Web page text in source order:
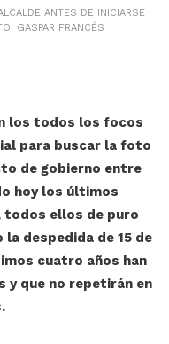
ANTES DE INICIARSE
GASPAR FRANCÉS
los todos los focos
para buscar la foto
de gobierno entre
hoy los últimos
todos ellos de puro
despedida de 15 de
cuatro años han
y que no repetirán en